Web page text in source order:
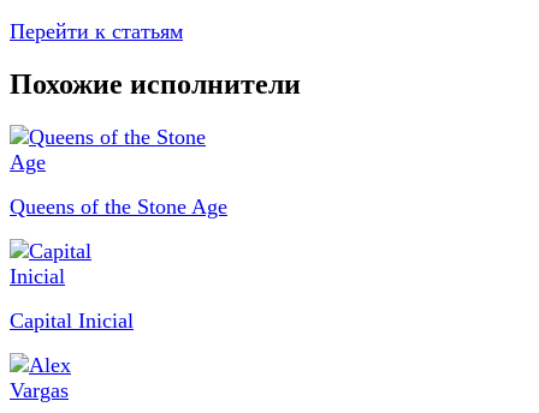
Перейти к статьям
Похожие исполнители
Queens of the Stone Age
Capital Inicial